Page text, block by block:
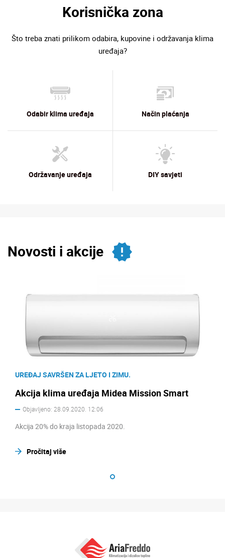
Korisnička zona
Što treba znati prilikom odabira, kupovine i održavanja klima
uređaja?
Odabir klima uređaja Način plaćanja
Održavanje uređaja DIY savjeti
Novosti i akcije
UREĐAJ SAVRŠEN ZA LJETO I ZIMU.
Akcija klima uređaja Midea Mission Smart
Objavljeno: 28.09.2020. 12:06
Akcija 20% do kraja listopada 2020.
Pročitaj više